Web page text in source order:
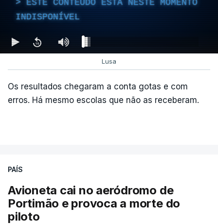
ESTE CONTEÚDO ESTÁ NESTE MOMENTO
INDISPONÍVEL
Lusa
Os resultados chegaram a conta gotas e com
erros. Há mesmo escolas que não as receberam.
PAÍS
Avioneta cai no aeródromo de
Portimão e provoca a morte do
piloto